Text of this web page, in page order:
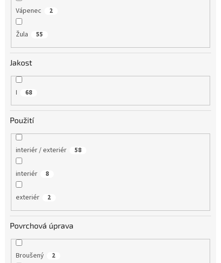
Vápenec 2
Žula 55
Jakost
I 68
Použití
interiér / exteriér 58
interiér 8
exteriér 2
Povrchová úprava
Broušený 2